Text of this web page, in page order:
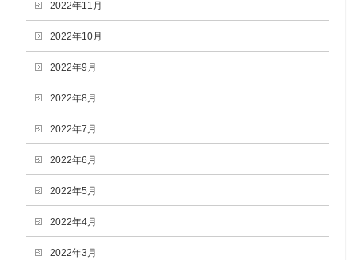
2022年11月
2022年10月
2022年9月
2022年8月
2022年7月
2022年6月
2022年5月
2022年4月
2022年3月